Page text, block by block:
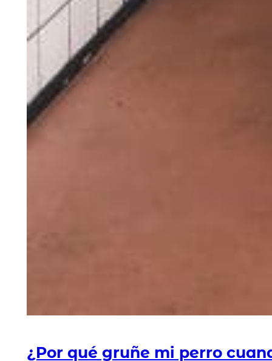
¿Por qué gruñe mi perro